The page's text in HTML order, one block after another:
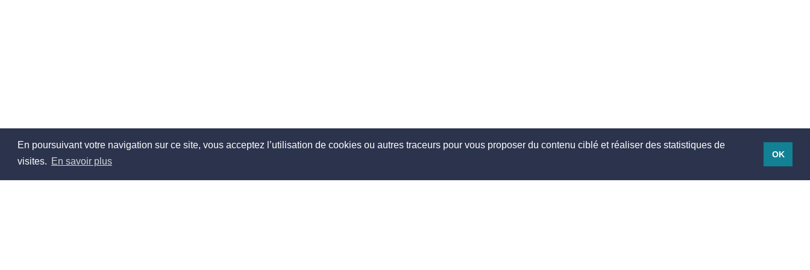
En poursuivant votre navigation sur ce site, vous acceptez l’utilisation de cookies ou autres traceurs pour vous proposer du contenu ciblé et réaliser des statistiques de
visites. En savoir plus
OK